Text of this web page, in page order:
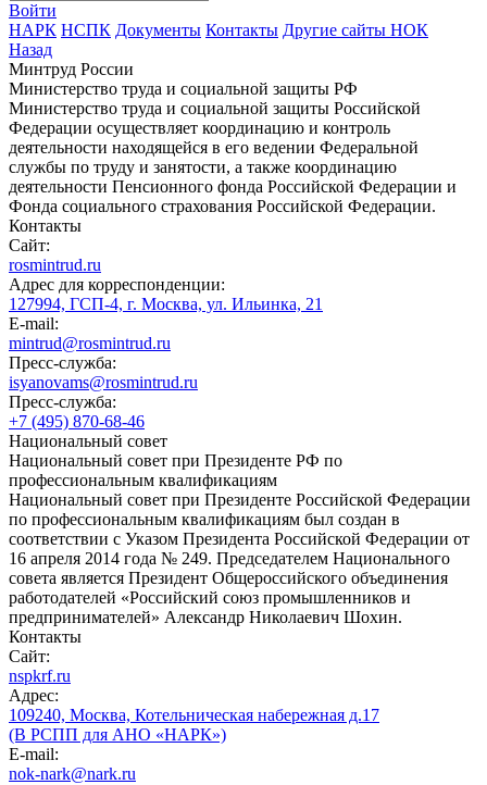
Войти
НАРК НСПК Документы Контакты Другие сайты НОК
Назад
Минтруд России
Министерство труда и социальной защиты РФ
Министерство труда и социальной защиты Российской
Федерации осуществляет координацию и контроль
деятельности находящейся в его ведении Федеральной
службы по труду и занятости, а также координацию
деятельности Пенсионного фонда Российской Федерации и
Фонда социального страхования Российской Федерации.
Контакты
Сайт:
rosmintrud.ru
Адрес для корреспонденции:
127994, ГСП-4, г. Москва, ул. Ильинка, 21
E-mail:
mintrud@rosmintrud.ru
Пресс-служба:
isyanovams@rosmintrud.ru
Пресс-служба:
+7 (495) 870-68-46
Национальный совет
Национальный совет при Президенте РФ по
профессиональным квалификациям
Национальный совет при Президенте Российской Федерации
по профессиональным квалификациям был создан в
соответствии с Указом Президента Российской Федерации от
16 апреля 2014 года № 249. Председателем Национального
совета является Президент Общероссийского объединения
работодателей «Российский союз промышленников и
предпринимателей» Александр Николаевич Шохин.
Контакты
Сайт:
nspkrf.ru
Адрес:
109240, Москва, Котельническая набережная д.17
(В РСПП для АНО «НАРК»)
E-mail:
nok-nark@nark.ru